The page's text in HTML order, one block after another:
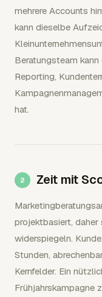
mehrere Accounts
kann dieselbe
Beratungsteam kann
Reporting,
hat.
Zeit mit
projektbasiert,
widerspiegeln.
Stunden,
Kernfelder. Ein
Frühjahrskampagne